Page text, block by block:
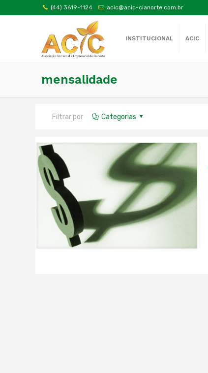
(44) 3619-1124 acic@acic-cianorte.com.br
INSTITUCIONAL ACIC
mensalidade
Filtrar por Categorias